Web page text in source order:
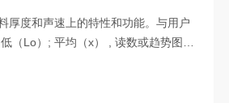
厚度和声速上的特性和功能。与用户
（Lo）; 平均（x） , 读数或趋势图;